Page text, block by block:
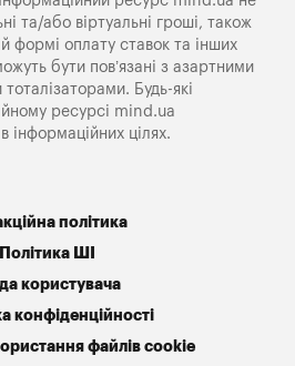
та/або віртуальні гроші, також
формі оплату ставок та інших
бути пов’язані з азартними
Будь-які
ресурсі mind.ua
інформаційних цілях.
політика
Політика ШІ
користувача
конфіденційності
файлів cookie